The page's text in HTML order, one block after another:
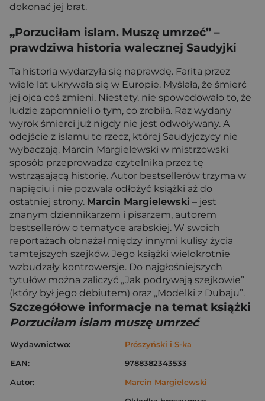
dokonać jej brat.
„Porzuciłam islam. Muszę umrzeć” –
prawdziwa historia walecznej Saudyjki
Ta historia wydarzyła się naprawdę. Farita przez
wiele lat ukrywała się w Europie. Myślała, że śmierć
jej ojca coś zmieni. Niestety, nie spowodowało to, że
ludzie zapomnieli o tym, co zrobiła. Raz wydany
wyrok śmierci już nigdy nie jest odwoływany. A
odejście z islamu to rzecz, której Saudyjczycy nie
wybaczają. Marcin Margielewski w mistrzowski
sposób przeprowadza czytelnika przez tę
wstrząsającą historię. Autor bestsellerów trzyma w
napięciu i nie pozwala odłożyć książki aż do
ostatniej strony. Marcin Margielewski – jest
znanym dziennikarzem i pisarzem, autorem
bestsellerów o tematyce arabskiej. W swoich
reportażach obnażał między innymi kulisy życia
tamtejszych szejków. Jego książki wielokrotnie
wzbudzały kontrowersje. Do najgłośniejszych
tytułów można zaliczyć „Jak podrywają szejkowie”
(który był jego debiutem) oraz „Modelki z Dubaju”.
Szczegółowe informacje na temat książki
Porzuciłam islam muszę umrzeć
Wydawnictwo:
Prószyński i S-ka
EAN:
9788382343533
Autor:
Marcin Margielewski